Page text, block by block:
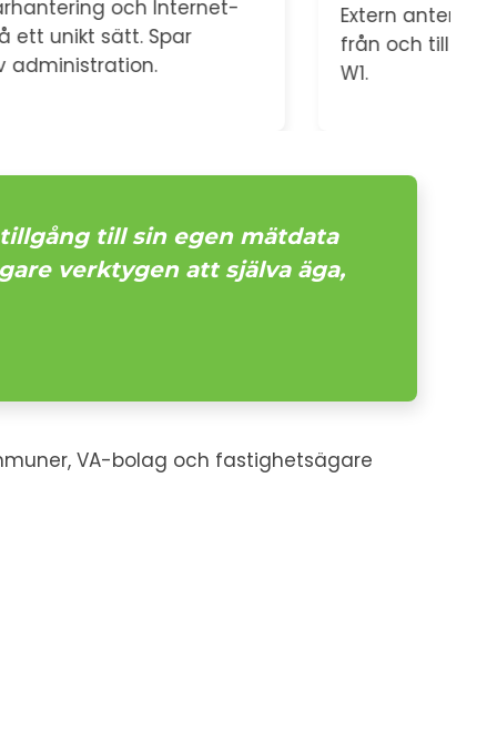
Extern antenn för bättre radiosignal
från och till vattenmätare Qalcosonic
W1.
till sin egen mätdata
verktygen att själva äga,
VA-bolag och fastighetsägare